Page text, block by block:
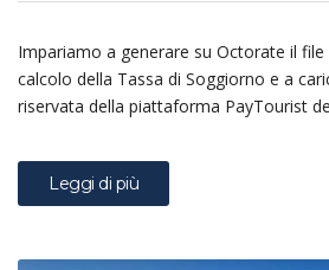
(2):
come
generare
il
Impariamo a generare su Octorate il
calcolo della Tassa di Soggiorno e a
riservata della piattaforma PayTourist
Leggi di più